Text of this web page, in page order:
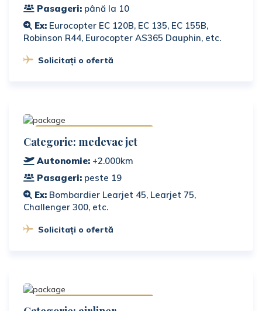
Pasageri: până la 10
Ex: Eurocopter EC 120B, EC 135, EC 155B,
Robinson R44, Eurocopter AS365 Dauphin, etc.
Solicitați o ofertă
Disponibile la cerere
Categorie: medevac jet
Autonomie: +2.000km
Pasageri: peste 19
Ex: Bombardier Learjet 45, Learjet 75,
Challenger 300, etc.
Solicitați o ofertă
Disponibile la cerere